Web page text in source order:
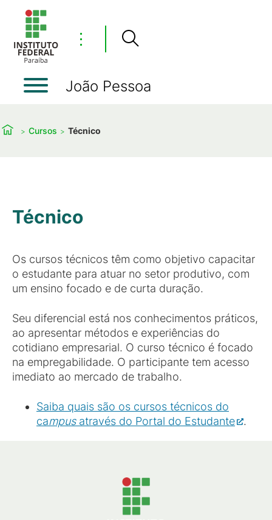
⋮
João Pessoa
Cursos Técnico
Técnico
Os cursos técnicos têm como objetivo capacitar
o estudante para atuar no setor produtivo, com
um ensino focado e de curta duração.
Seu diferencial está nos conhecimentos práticos,
ao apresentar métodos e experiências do
cotidiano empresarial. O curso técnico é focado
na empregabilidade. O participante tem acesso
imediato ao mercado de trabalho.
Saiba quais são os cursos técnicos do
campus através do Portal do Estudante .